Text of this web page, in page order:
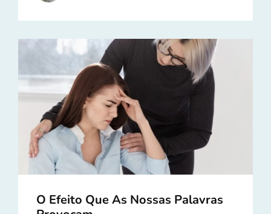
O Efeito Que As Nossas Palavras